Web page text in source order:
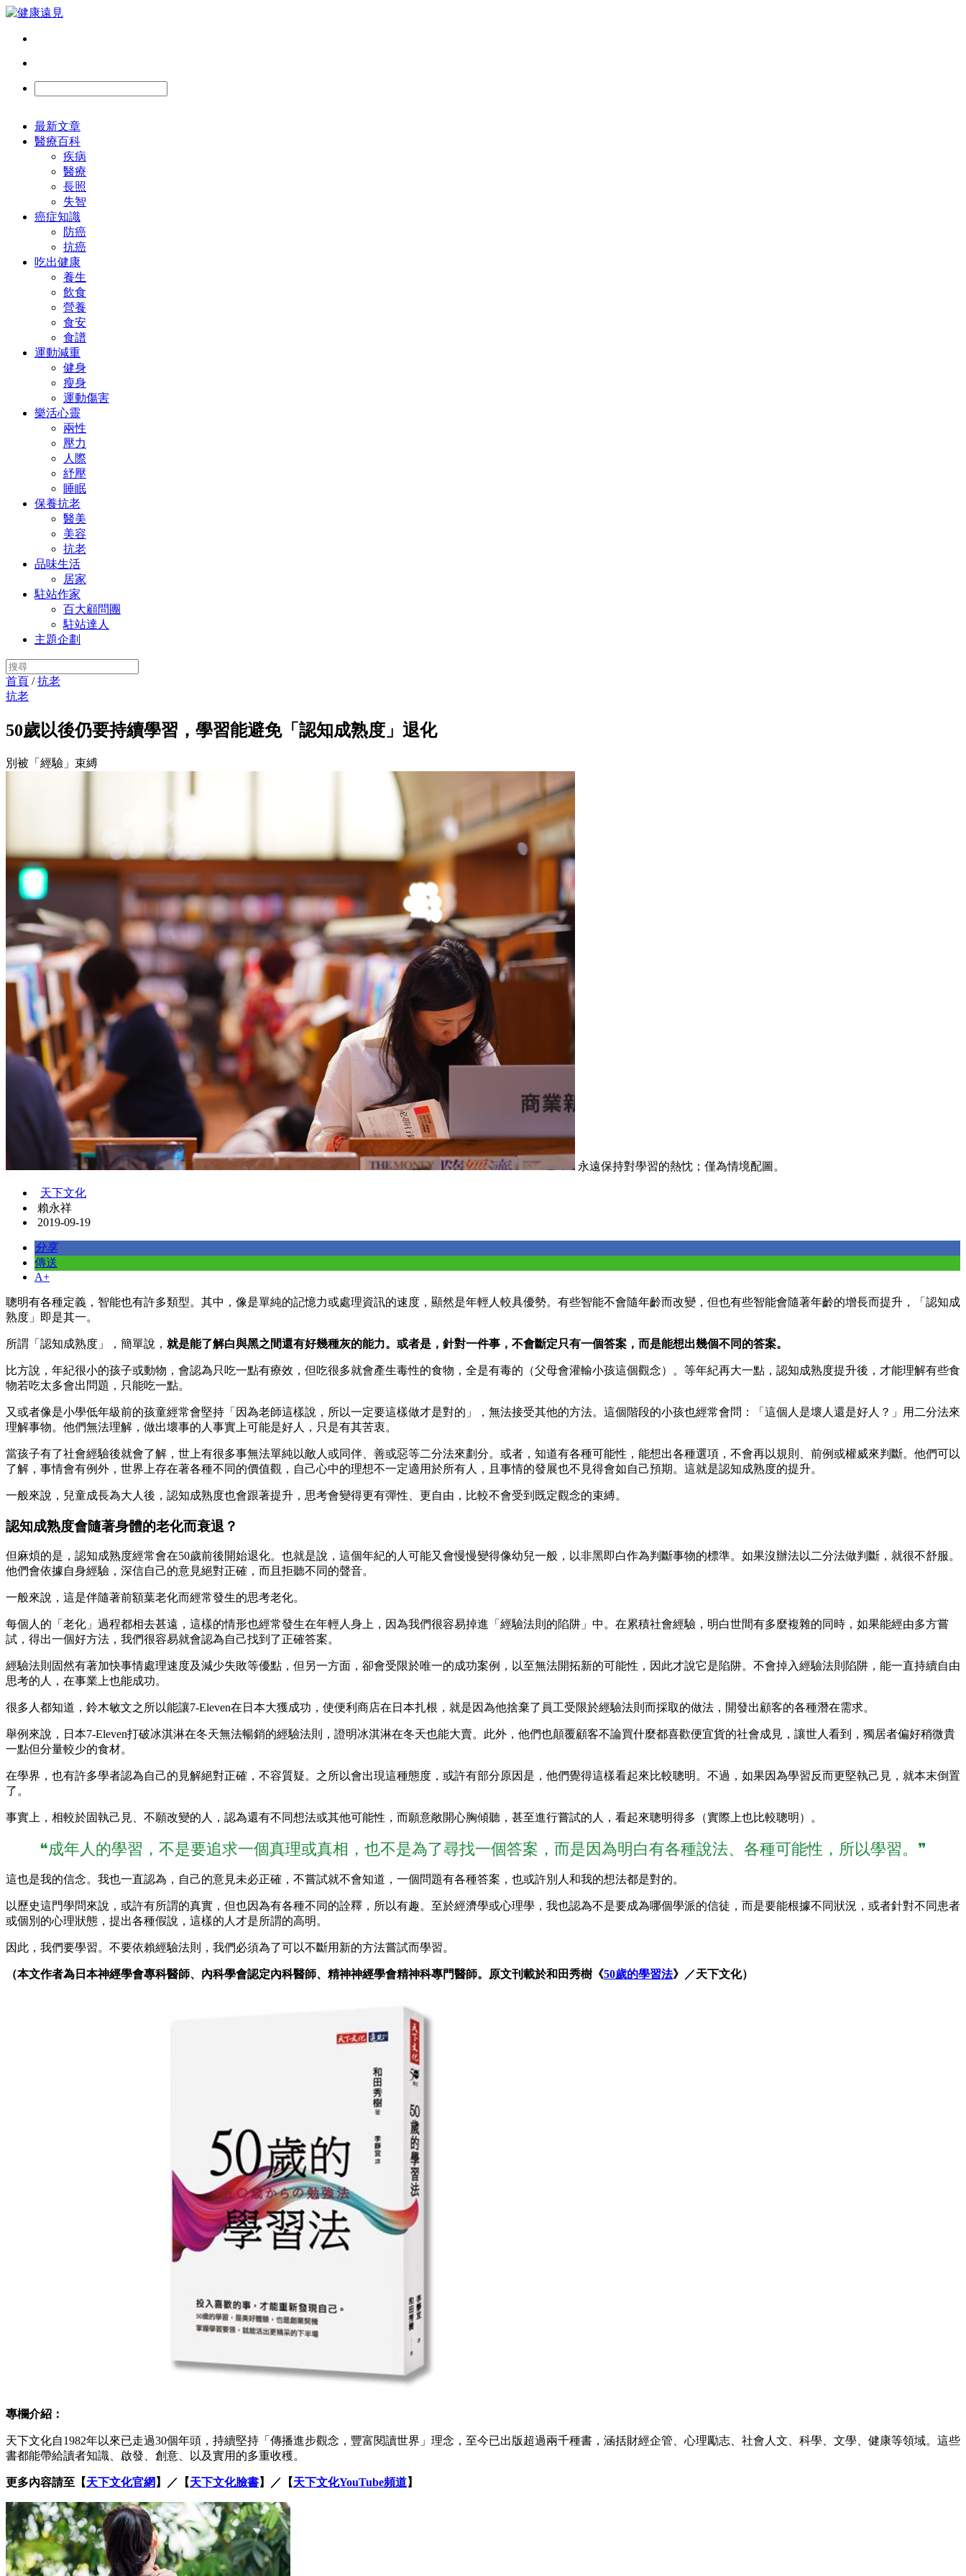
最新文章
醫療百科
疾病
醫療
長照
失智
癌症知識
防癌
抗癌
吃出健康
養生
飲食
營養
食安
食譜
運動減重
健身
瘦身
運動傷害
樂活心靈
兩性
壓力
人際
紓壓
睡眠
保養抗老
醫美
美容
抗老
品味生活
居家
駐站作家
百大顧問團
駐站達人
主題企劃
首頁 /抗老
抗老
50歲以後仍要持續學習，學習能避免「認知成熟度」退化
別被「經驗」束縛
永遠保持對學習的熱忱；僅為情境配圖。
天下文化
賴永祥
2019-09-19
分享
傳送
A+
聰明有各種定義，智能也有許多類型。其中，像是單純的記憶力或處理資訊的速度，顯然是年輕人較具優勢。有些智能不會隨年齡而改變，但也有些智能會隨著年齡的增長而提升，「認知成
熟度」即是其一。
所謂「認知成熟度」，簡單說， 就是能了解白與黑之間還有好幾種灰的能力。或者是，針對一件事，不會斷定只有一個答案，而是能想出幾個不同的答案。
比方說，年紀很小的孩子或動物，會認為只吃一點有療效，但吃很多就會產生毒性的食物，全是有毒的（父母會灌輸小孩這個觀念）。等年紀再大一點，認知成熟度提升後，才能理解有些食
物若吃太多會出問題，只能吃一點。
又或者像是小學低年級前的孩童經常會堅持「因為老師這樣說，所以一定要這樣做才是對的」，無法接受其他的方法。這個階段的小孩也經常會問：「這個人是壞人還是好人？」用二分法來
理解事物。他們無法理解，做出壞事的人事實上可能是好人，只是有其苦衷。
當孩子有了社會經驗後就會了解，世上有很多事無法單純以敵人或同伴、善或惡等二分法來劃分。或者，知道有各種可能性，能想出各種選項，不會再以規則、前例或權威來判斷。他們可以
了解，事情會有例外，世界上存在著各種不同的價值觀，自己心中的理想不一定適用於所有人，且事情的發展也不見得會如自己預期。這就是認知成熟度的提升。
一般來說，兒童成長為大人後，認知成熟度也會跟著提升，思考會變得更有彈性、更自由，比較不會受到既定觀念的束縛。
認知成熟度會隨著身體的老化而衰退？
但麻煩的是，認知成熟度經常會在50歲前後開始退化。也就是說，這個年紀的人可能又會慢慢變得像幼兒一般，以非黑即白作為判斷事物的標準。如果沒辦法以二分法做判斷，就很不舒服。
他們會依據自身經驗，深信自己的意見絕對正確，而且拒聽不同的聲音。
一般來說，這是伴隨著前額葉老化而經常發生的思考老化。
每個人的「老化」過程都相去甚遠，這樣的情形也經常發生在年輕人身上，因為我們很容易掉進「經驗法則的陷阱」中。在累積社會經驗，明白世間有多麼複雜的同時，如果能經由多方嘗
試，得出一個好方法，我們很容易就會認為自己找到了正確答案。
經驗法則固然有著加快事情處理速度及減少失敗等優點，但另一方面，卻會受限於唯一的成功案例，以至無法開拓新的可能性，因此才說它是陷阱。不會掉入經驗法則陷阱，能一直持續自由
思考的人，在事業上也能成功。
很多人都知道，鈴木敏文之所以能讓7-Eleven在日本大獲成功，使便利商店在日本扎根，就是因為他捨棄了員工受限於經驗法則而採取的做法，開發出顧客的各種潛在需求。
舉例來說，日本7-Eleven打破冰淇淋在冬天無法暢銷的經驗法則，證明冰淇淋在冬天也能大賣。此外，他們也顛覆顧客不論買什麼都喜歡便宜貨的社會成見，讓世人看到，獨居者偏好稍微貴
一點但分量較少的食材。
在學界，也有許多學者認為自己的見解絕對正確，不容質疑。之所以會出現這種態度，或許有部分原因是，他們覺得這樣看起來比較聰明。不過，如果因為學習反而更堅執己見，就本末倒置
了。
事實上，相較於固執己見、不願改變的人，認為還有不同想法或其他可能性，而願意敞開心胸傾聽，甚至進行嘗試的人，看起來聰明得多（實際上也比較聰明）。
❝成年人的學習，不是要追求一個真理或真相，也不是為了尋找一個答案，而是因為明白有各種說法、各種可能性，所以學習。❞
這也是我的信念。我也一直認為，自己的意見未必正確，不嘗試就不會知道，一個問題有各種答案，也或許別人和我的想法都是對的。
以歷史這門學問來說，或許有所謂的真實，但也因為有各種不同的詮釋，所以有趣。至於經濟學或心理學，我也認為不是要成為哪個學派的信徒，而是要能根據不同狀況，或者針對不同患者
或個別的心理狀態，提出各種假說，這樣的人才是所謂的高明。
因此，我們要學習。不要依賴經驗法則，我們必須為了可以不斷用新的方法嘗試而學習。
（本文作者為日本神經學會專科醫師、內科學會認定內科醫師、精神神經學會精神科專門醫師。原文刊載於和田秀樹《50歲的學習法》／天下文化）
專欄介紹：
天下文化自1982年以來已走過30個年頭，持續堅持「傳播進步觀念，豐富閱讀世界」理念，至今已出版超過兩千種書，涵括財經企管、心理勵志、社會人文、科學、文學、健康等領域。這些
書都能帶給讀者知識、啟發、創意、以及實用的多重收穫。
更多內容請至【天下文化官網 】／【天下文化臉書】／【天下文化YouTube頻道】